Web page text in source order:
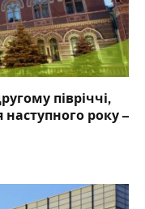
півріччі,
року –